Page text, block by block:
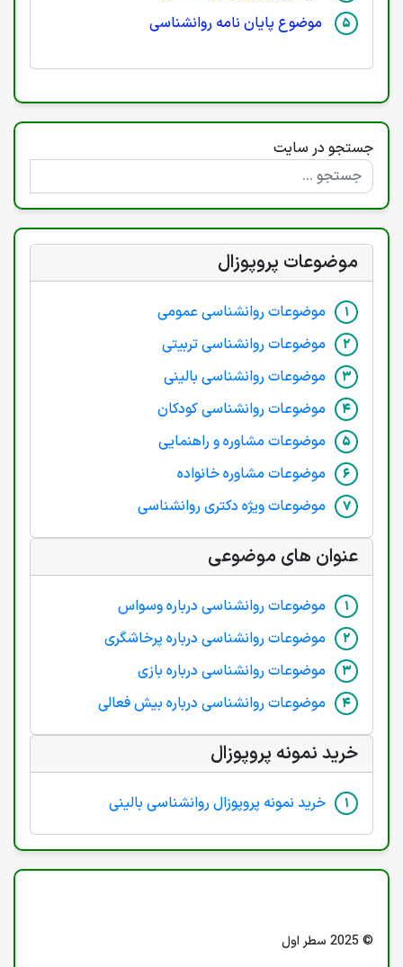
موضوع پایان نامه روانشناسی
جستجو در سایت
موضوعات پروپوزال
موضوعات روانشناسی عمومی
موضوعات روانشناسی تربیتی
موضوعات روانشناسی بالینی
موضوعات روانشناسی کودکان
موضوعات مشاوره و راهنمایی
موضوعات مشاوره خانواده
موضوعات ویژه دکتری روانشناسی
عنوان های موضوعی
موضوعات روانشناسی درباره وسواس
موضوعات روانشناسی درباره پرخاشگری
موضوعات روانشناسی درباره بازی
موضوعات روانشناسی درباره بیش فعالی
خرید نمونه پروپوزال
خرید نمونه پروپوزال روانشناسی بالینی
© 2025 سطر اول